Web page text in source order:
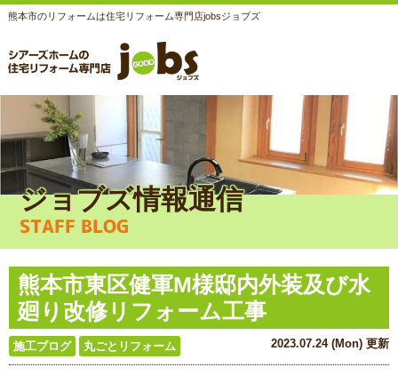
熊本市のリフォームは住宅リフォーム専門店jobsジョブズ
ジョブズ情報通信
STAFF BLOG
熊本市東区健軍M様邸内外装及び水
廻り改修リフォーム工事
施工ブログ 丸ごとリフォーム 2023.07.24 (Mon) 更新